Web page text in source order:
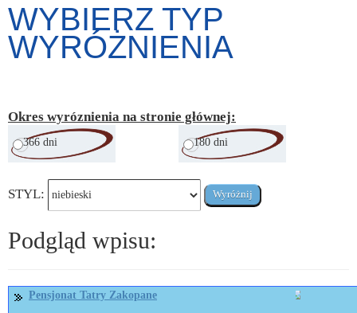
WYBIERZ TYP
WYRÓŻNIENIA
Okres wyróznienia na stronie głównej:
366 dni 180 dni
STYL:
Podgląd wpisu:
Pensjonat Tatry Zakopane